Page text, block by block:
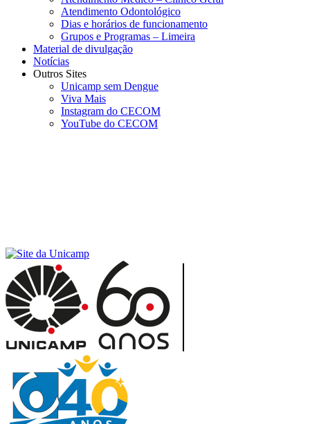
Atendimento Odontológico
Dias e horários de funcionamento
Grupos e Programas – Limeira
Material de divulgação
Notícias
Outros Sites
Unicamp sem Dengue
Viva Mais
Instagram do CECOM
YouTube do CECOM